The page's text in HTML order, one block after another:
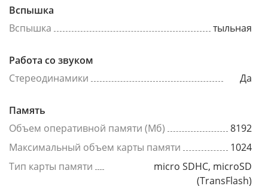
Вспышка
Вспышка
тыльная
Работа со звуком
Стереодинамики
Да
Память
Объем оперативной памяти (Мб)
8192
Максимальный объем карты памяти
1024
Тип карты памяти
micro SDHC, microSD
(TransFlash)